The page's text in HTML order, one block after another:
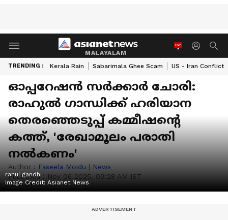
MALAYALAM
TRENDING : Kerala Rain Sabarimala Ghee Scam US - Iran Conflict
ഓപ്പറേഷൻ സർക്കാർ ചോരി:
രാഹുൽ ഗാന്ധിക്ക് ഹരിയാന
തെരഞ്ഞെടുപ്പ് കമ്മീഷന്റെ
കത്ത്, 'രേഖാമൂലം പരാതി
നൽകണം'
Author : Faseela Moidu | News
Published : Nov 06 2025, 09:28 AM IST
rahul gandhi
Image Credit: Asianet News